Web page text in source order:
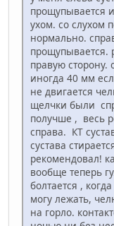
прощупывается
ухом. со слухом
нормально.
прощупывается.
правую сторону.
иногда 40 мм
не двигается
щелчки были
получше , весь
справа. КТ
сустава
рекомендовал!
вообще теперь
болтается ,
могу лежать,
на горло.